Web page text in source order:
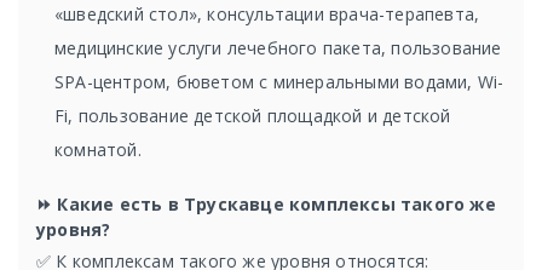
«шведский стол», консультации врача-терапевта,
медицинские услуги лечебного пакета, пользование
SPA-центром, бюветом с минеральными водами, Wi-
Fi, пользование детской площадкой и детской
комнатой.
⏩ Какие есть в Трускавце комплексы такого же
уровня?
✅ К комплексам такого же уровня относятся: